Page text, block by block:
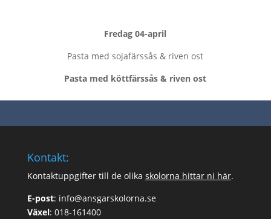
Fredag 04-april
Pasta med sojafärssås & riven ost
Pasta med köttfärssås & riven ost
Kontakt:
Kontaktuppgifter till de olika skolorna hittar ni här.
E-post: info@ansgarskolorna.se
Växel: 018-161400